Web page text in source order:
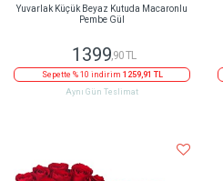
Yuvarlak Küçük Beyaz Kutuda Macaronlu
Pembe Gül
1399,90 TL
Sepette % 10 indirim 1259,91 TL
Aynı Gün Teslimat